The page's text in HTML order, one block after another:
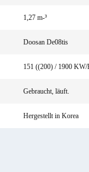
1,27 m-³
Doosan De08tis
151 ((200) / 1900
Gebraucht, läuft.
Hergestellt in Korea